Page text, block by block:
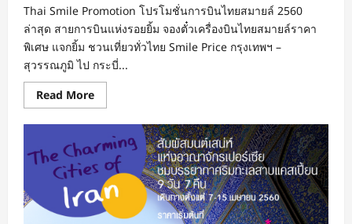
Thai Smile Promotion โปรโมชั่นการบินไทยสมายล์ 2560
ล่าสุด สายการบินแห่งรอยยิ้ม จองตั๋วเครื่องบินไทยสมายล์ราคา
พิเศษ แจกยิ้ม ชวนเที่ยวทั่วไทย Smile Price กรุงเทพฯ –
สุวรรณภูมิ ไป กระบี่...
Read MoreRead
more
โปร
ชั่น
Thai
Smile
จอง
ตั๋ว
เครื่อง
บิน